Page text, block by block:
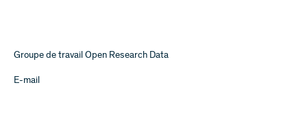
Groupe de travail Open Research Data
E-mail